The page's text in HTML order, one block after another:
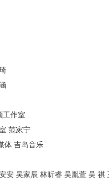
工作室
范家宁
体 吉岛音乐
安 吴家辰 林昕睿 吴胤萱 吴 祺